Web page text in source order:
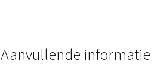
Aanvullende informatie